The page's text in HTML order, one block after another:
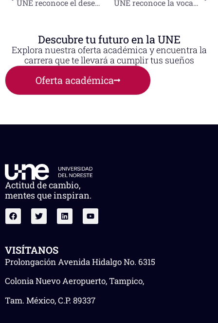
UNE reconoce el desempeño de estudiantes de QFB en evaluación de competencias en alimentos UNE reconoce la vocación y excelencia de sus docentes en el Día del Maestro
Descubre tu futuro en la UNE
Explora nuestra oferta académica y encuentra la
carrera que te llevará a cumplir tus sueños
Oferta académica
Actitud de cambio,
mentes que inspiran.
VISÍTANOS
Prolongación Avenida Hidalgo No. 6315
Colonia Nuevo Aeropuerto, Tampico,
Tam. México, C.P. 89337